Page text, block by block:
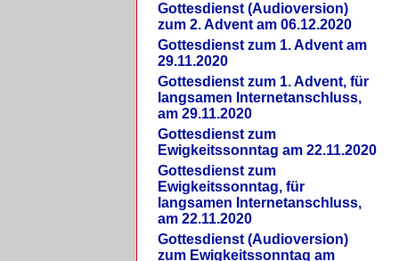
Gottesdienst (Audioversion)
zum 2. Advent am 06.12.2020
Gottesdienst zum 1. Advent am
29.11.2020
Gottesdienst zum 1. Advent, für
langsamen Internetanschluss,
am 29.11.2020
Gottesdienst zum
Ewigkeitssonntag am 22.11.2020
Gottesdienst zum
Ewigkeitssonntag, für
langsamen Internetanschluss,
am 22.11.2020
Gottesdienst (Audioversion)
zum Ewigkeitssonntag am